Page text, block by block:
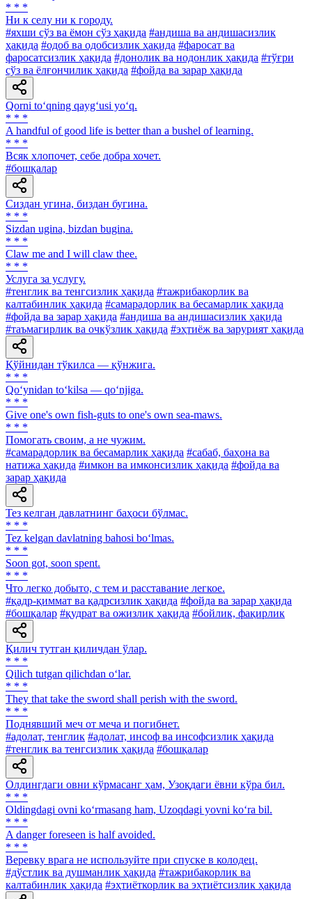
* * *
Ни к селу ни к городу.
#яхши сўз ва ёмон сўз ҳақида #андиша ва андишасизлик
ҳақида #одоб ва одобсизлик ҳақида #фаросат ва
фаросатсизлик ҳақида #донолик ва нодонлик ҳақида #тўғри
сўз ва ёлғончилик ҳақида #фойда ва зарар ҳақида
Qorni to‘qning qayg‘usi yo‘q.
* * *
A handful of good life is better than a bushel of learning.
* * *
Всяк хлопочет, себе добра хочет.
#бошқалар
Сиздан угина, биздан бугина.
* * *
Sizdan ugina, bizdan bugina.
* * *
Claw me and I will claw thee.
* * *
Услуга за услугу.
#тенглик ва тенгсизлик ҳақида #тажрибакорлик ва
калтабинлик ҳақида #самарадорлик ва бесамарлик ҳақида
#фойда ва зарар ҳақида #андиша ва андишасизлик ҳақида
#таъмагирлик ва очкўзлик ҳақида #эҳтиёж ва зарурият ҳақида
Қўйнидан тўкилса — қўнжига.
* * *
Qo‘ynidan to‘kilsa — qo‘njiga.
* * *
Give one's own fish-guts to one's own sea-maws.
* * *
Помогать своим, а не чужим.
#самарадорлик ва бесамарлик ҳақида #сабаб, баҳона ва
натижа ҳақида #имкон ва имконсизлик ҳақида #фойда ва
зарар ҳақида
Тез келган давлатнинг баҳоси бўлмас.
* * *
Tez kelgan davlatning bahosi bo‘lmas.
* * *
Soon got, soon spent.
* * *
Что легко добыто, с тем и расставание легкое.
#қадр-қиммат ва қадрсизлик ҳақида #фойда ва зарар ҳақида
#бошқалар #қудрат ва ожизлик ҳақида #бойлик, фақирлик
Қилич тутган қиличдан ўлар.
* * *
Qilich tutgan qilichdan o‘lar.
* * *
They that take the sword shall perish with the sword.
* * *
Поднявший меч от меча и погибнет.
#адолат, тенглик #адолат, инсоф ва инсофсизлик ҳақида
#тенглик ва тенгсизлик ҳақида #бошқалар
Олдингдаги овни кўрмасанг ҳам, Узоқдаги ёвни кўра бил.
* * *
Oldingdagi ovni ko‘rmasang ham, Uzoqdagi yovni ko‘ra bil.
* * *
A danger foreseen is half avoided.
* * *
Веревку врага не используйте при спуске в колодец.
#дўстлик ва душманлик ҳақида #тажрибакорлик ва
калтабинлик ҳақида #эҳтиёткорлик ва эҳтиётсизлик ҳақида